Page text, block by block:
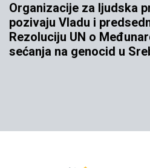
Organizacije za ljudska
pozivaju Vladu i
Rezoluciju UN o
sećanja na genocid u